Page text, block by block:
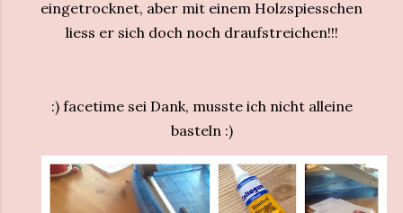
eingetrocknet, aber mit einem Holzspiesschen
liess er sich doch noch draufstreichen!!!
:) facetime sei Dank, musste ich nicht alleine
basteln :)